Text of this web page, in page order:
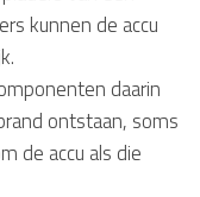
kunnen de accu
daarin
ontstaan, soms
de accu als die